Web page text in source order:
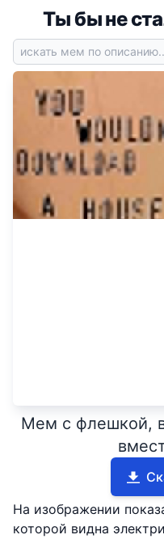
Ты бы не
Мем с флешкой,
На изображении
которой видна